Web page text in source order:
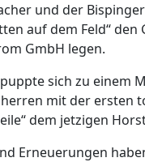
und der
auf dem Feld“
GmbH legen.
sich zu einem
mit der
dem jetzigen
Erneuerungen